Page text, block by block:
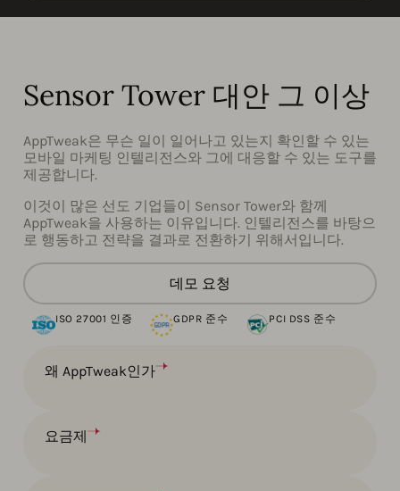
왜 AppTweak인가
요금제
Sensor Tower 대안 그 이상
AppTweak은 무슨 일이 일어나고 있는지 확인할 수 있는
모바일 마케팅 인텔리전스와 그에 대응할 수 있는 도구를
제공합니다.
이것이 많은 선도 기업들이 Sensor Tower와 함께
AppTweak을 사용하는 이유입니다. 인텔리전스를 바탕으
로 행동하고 전략을 결과로 전환하기 위해서입니다.
데모 요청
ISO 27001 인증 GDPR 준수 PCI DSS 준수